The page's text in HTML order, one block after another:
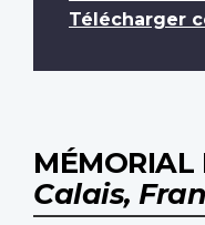
Télécharger
MÉMORIAL
Calais,